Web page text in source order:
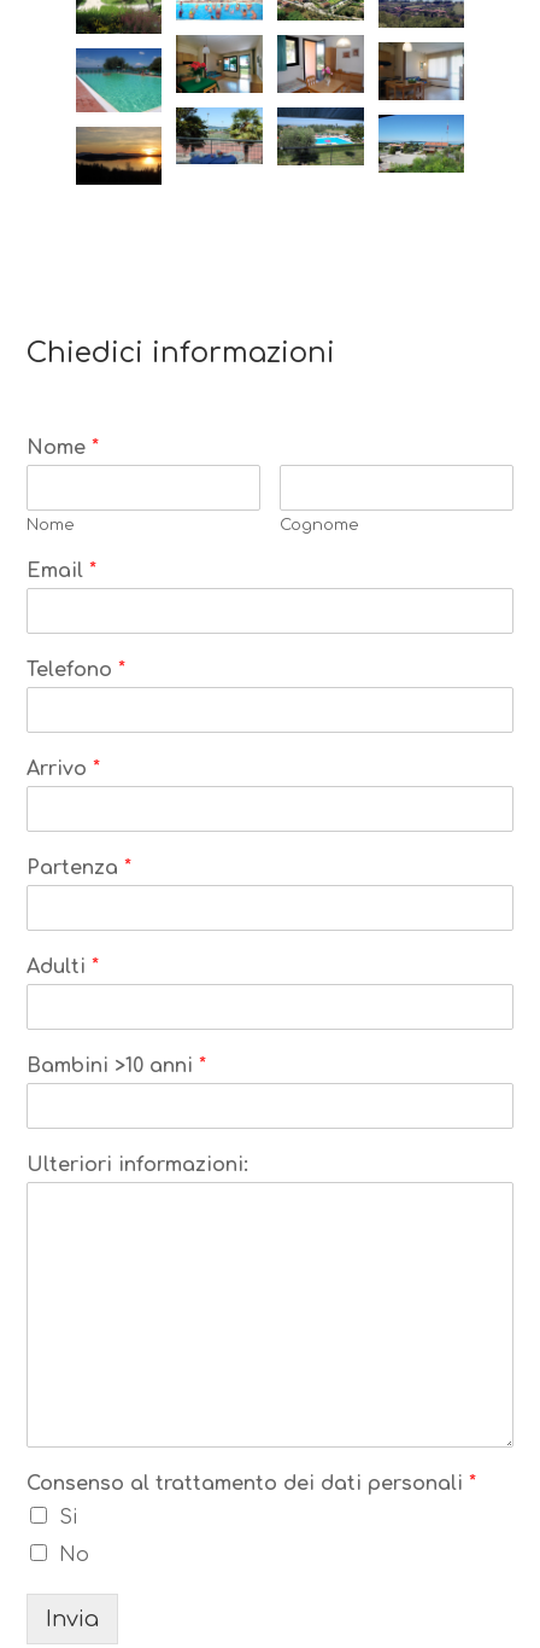
Chiedici informazioni
Nome*
Nome Cognome
Email*
Telefono*
Arrivo*
Partenza*
Adulti*
Bambini >10 anni*
Ulteriori informazioni:
Consenso al trattamento dei dati personali*
Si
No
Invia